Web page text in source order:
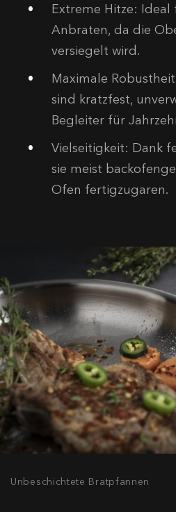
Extreme Hitze: Ideal
Anbraten, da die
versiegelt wird.
Maximale
sind kratzfest,
Begleiter für
Vielseitigkeit: Dank
sie meist
Ofen fertigzugaren.
Unbeschichtete Bratpfannen